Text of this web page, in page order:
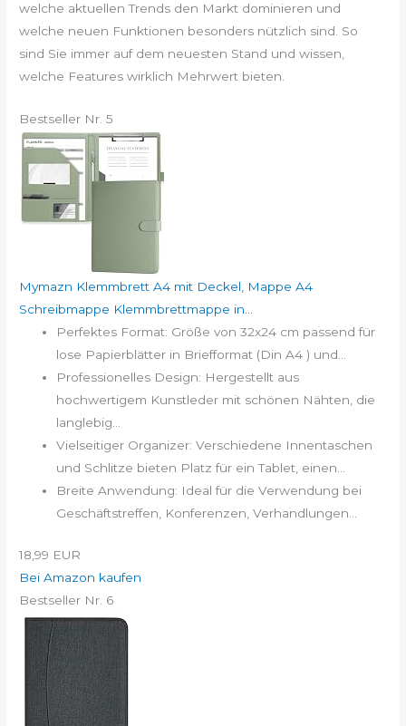
welche aktuellen Trends den Markt dominieren und
welche neuen Funktionen besonders nützlich sind. So
sind Sie immer auf dem neuesten Stand und wissen,
welche Features wirklich Mehrwert bieten.
Bestseller Nr. 5
Mymazn Klemmbrett A4 mit Deckel, Mappe A4
Schreibmappe Klemmbrettmappe in...
Perfektes Format: Größe von 32x24 cm passend für
lose Papierblätter in Briefformat (Din A4 ) und...
Professionelles Design: Hergestellt aus
hochwertigem Kunstleder mit schönen Nähten, die
langlebig...
Vielseitiger Organizer: Verschiedene Innentaschen
und Schlitze bieten Platz für ein Tablet, einen...
Breite Anwendung: Ideal für die Verwendung bei
Geschäftstreffen, Konferenzen, Verhandlungen...
18,99 EUR
Bei Amazon kaufen
Bestseller Nr. 6